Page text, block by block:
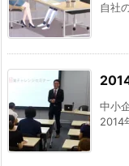
自社
中小
2014